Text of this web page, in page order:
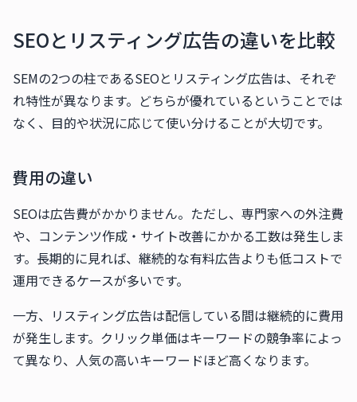
SEOとリスティング広告の違いを比較
SEMの2つの柱であるSEOとリスティング広告は、それぞ
れ特性が異なります。どちらが優れているということでは
なく、目的や状況に応じて使い分けることが大切です。
費用の違い
SEOは広告費がかかりません。ただし、専門家への外注費
や、コンテンツ作成・サイト改善にかかる工数は発生しま
す。長期的に見れば、継続的な有料広告よりも低コストで
運用できるケースが多いです。
一方、リスティング広告は配信している間は継続的に費用
が発生します。クリック単価はキーワードの競争率によっ
て異なり、人気の高いキーワードほど高くなります。